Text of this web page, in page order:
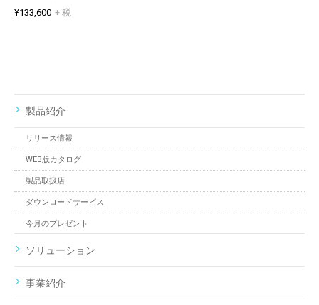
¥133,600 + 税
製品紹介
リリース情報
WEB版カタログ
製品取扱店
ダウンロードサービス
今月のプレゼント
ソリューション
事業紹介